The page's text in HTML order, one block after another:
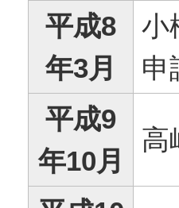
平成8
年3月
小
申
平成9
年10月
高